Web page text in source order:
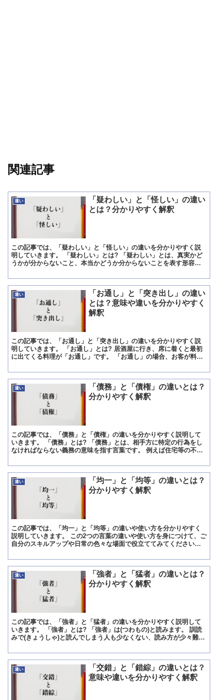
関連記事
違い
「疑わしい」と「怪しい」の違い
とは？分かりやすく解釈
この記事では、「疑わしい」と「怪しい」の違いを分かりやすく説
明していきます。 「疑わしい」とは? 「疑わしい」とは、真実かど
うかが分からないこと、本当かどうか分からないことを表す形容詞
違い
「お通し」と「突き出し」の違い
とは？意味や違いを分かりやすく
解釈
この記事では、「お通し」と「突き出し」の違いを分かりやすく説
明していきます。 「お通し」とは? 居酒屋に行き、席に着くと最初
に出てくる料理が「お通し」です。 「お通し」の場合、お客が料理
違い
「債務」と「債権」の違いとは？
分かりやすく解釈
この記事では、「債務」と「債権」の違いを分かりやすく説明して
いきます。 「債務」とは? 「債務」とは、相手方に特定の行為をし
なければならない義務の意味を指す言葉です。 例えば住宅等の不動
違い
「均一」と「均等」の違いとは？
分かりやすく解釈
この記事では、「均一」と「均等」の違いや使い方を分かりやすく
説明していきます。 この2つの言葉の違いや使い方を身につけて、ご
自分のスキルアップや日常の色々な場面で役立ててみてください。
違い
「強者」と「猛者」の違いとは？
分かりやすく解釈
この記事では、「強者」と「猛者」の違いを分かりやすく説明して
いきます。 「強者」とは? 「強者」は(つわもの)と読みます。 訓読
みで(きょうしゃ)と読んでしまう人も少なくない、読み方が少々難し
違い
「交錯」と「錯綜」の違いとは？
意味や違いを分かりやすく解釈